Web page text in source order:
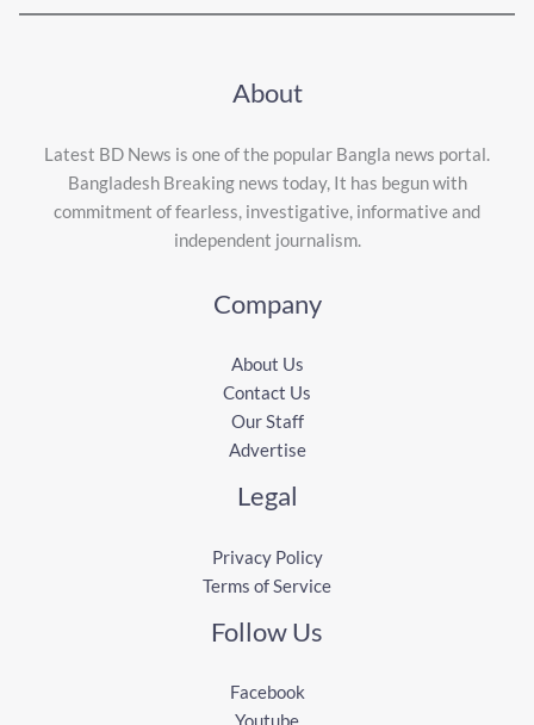
About
Latest BD News is one of the popular Bangla news portal.
Bangladesh Breaking news today, It has begun with
commitment of fearless, investigative, informative and
independent journalism.
Company
About Us
Contact Us
Our Staff
Advertise
Legal
Privacy Policy
Terms of Service
Follow Us
Facebook
Youtube